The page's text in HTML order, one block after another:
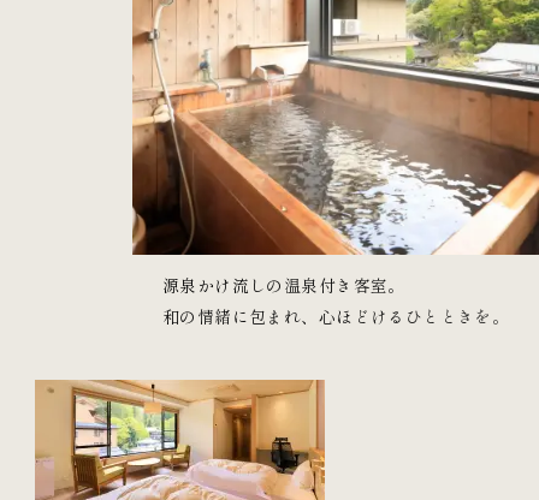
源泉かけ流しの温泉付き客室。
和の情緒に包まれ、心ほどけるひとときを。